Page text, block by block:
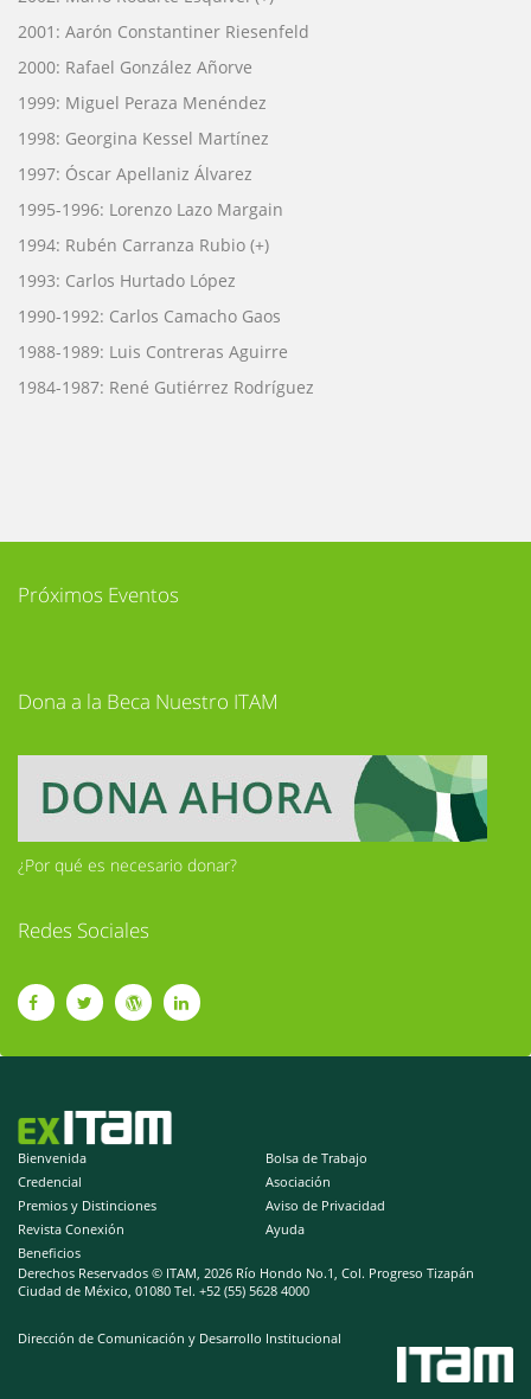
2001: Aarón Constantiner Riesenfeld
2000: Rafael González Añorve
1999: Miguel Peraza Menéndez
1998: Georgina Kessel Martínez
1997: Óscar Apellaniz Álvarez
1995-1996: Lorenzo Lazo Margain
1994: Rubén Carranza Rubio (+)
1993: Carlos Hurtado López
1990-1992: Carlos Camacho Gaos
1988-1989: Luis Contreras Aguirre
1984-1987: René Gutiérrez Rodríguez
Próximos Eventos
Dona a la Beca Nuestro ITAM
¿Por qué es necesario donar?
Redes Sociales
Bienvenida
Credencial
Premios y Distinciones
Revista Conexión
Beneficios
Bolsa de Trabajo
Asociación
Aviso de Privacidad
Ayuda
Derechos Reservados © ITAM, 2026 Río Hondo No.1, Col. Progreso Tizapán
Ciudad de México, 01080 Tel. +52 (55) 5628 4000
Dirección de Comunicación y Desarrollo Institucional